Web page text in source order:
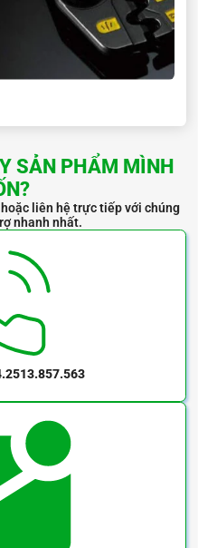
SẢN PHẨM MÌNH
liên hệ trực tiếp với chúng
nhanh nhất.